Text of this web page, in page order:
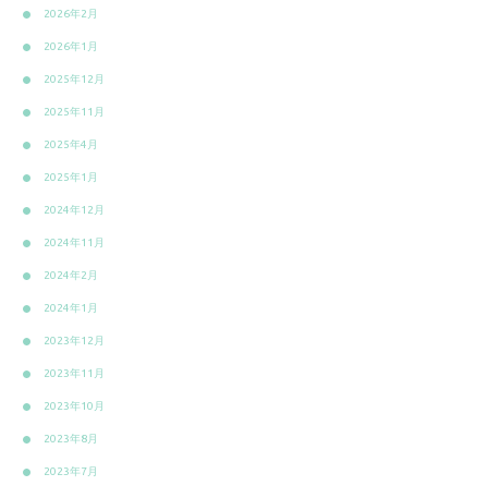
2026年2月
2026年1月
2025年12月
2025年11月
2025年4月
2025年1月
2024年12月
2024年11月
2024年2月
2024年1月
2023年12月
2023年11月
2023年10月
2023年8月
2023年7月